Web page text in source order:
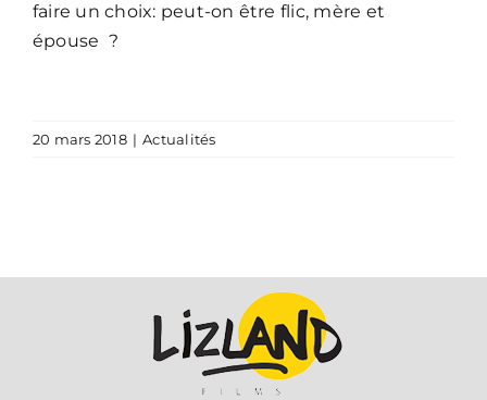
faire un choix: peut-on être flic, mère et
épouse ?
20 mars 2018 | Actualités